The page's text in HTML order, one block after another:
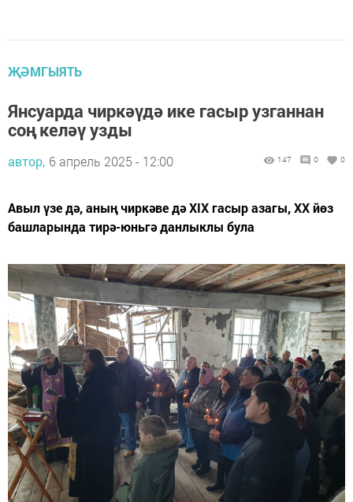
ҖӘМГЫЯТЬ
Янсуарда чиркәүдә ике гасыр узганнан
соң келәү узды
автор, 6 апрель 2025 - 12:00 147 0 0
Авыл үзе дә, аның чиркәве дә XIX гасыр азагы, XX йөз
башларында тирә-юньгә данлыклы була